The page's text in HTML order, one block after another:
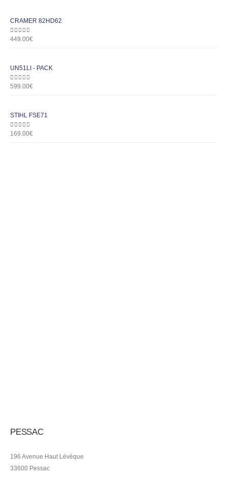
CRAMER 82HD62
0out of 5
449.00€
UN51LI - PACK
0out of 5
599.00€
STIHL FSE71
0out of 5
169.00€
PESSAC
196 Avenue Haut Lévëque
33600 Pessac